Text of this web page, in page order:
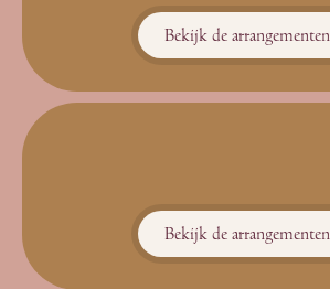
Bekijk de arrangementen
Bekijk de arrangementen